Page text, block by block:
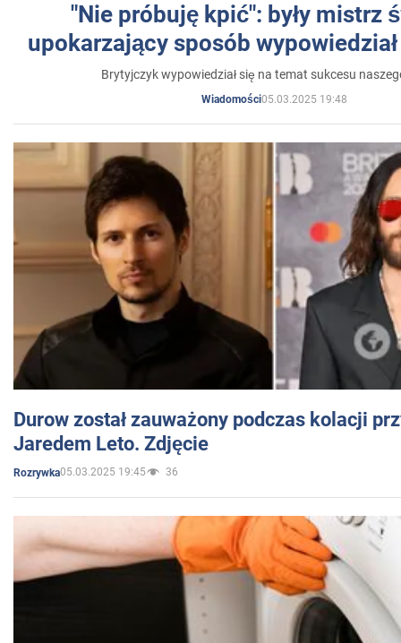
"Nie próbuję kpić": były mistrz
upokarzający sposób
Brytyjczyk wypowiedział się na temat sukcesu
Wiadomości05.03.2025 19:48
Durow został zauważony podczas kolacji
Jaredem Leto. Zdjęcie
Rozrywka05.03.2025 19:45 36